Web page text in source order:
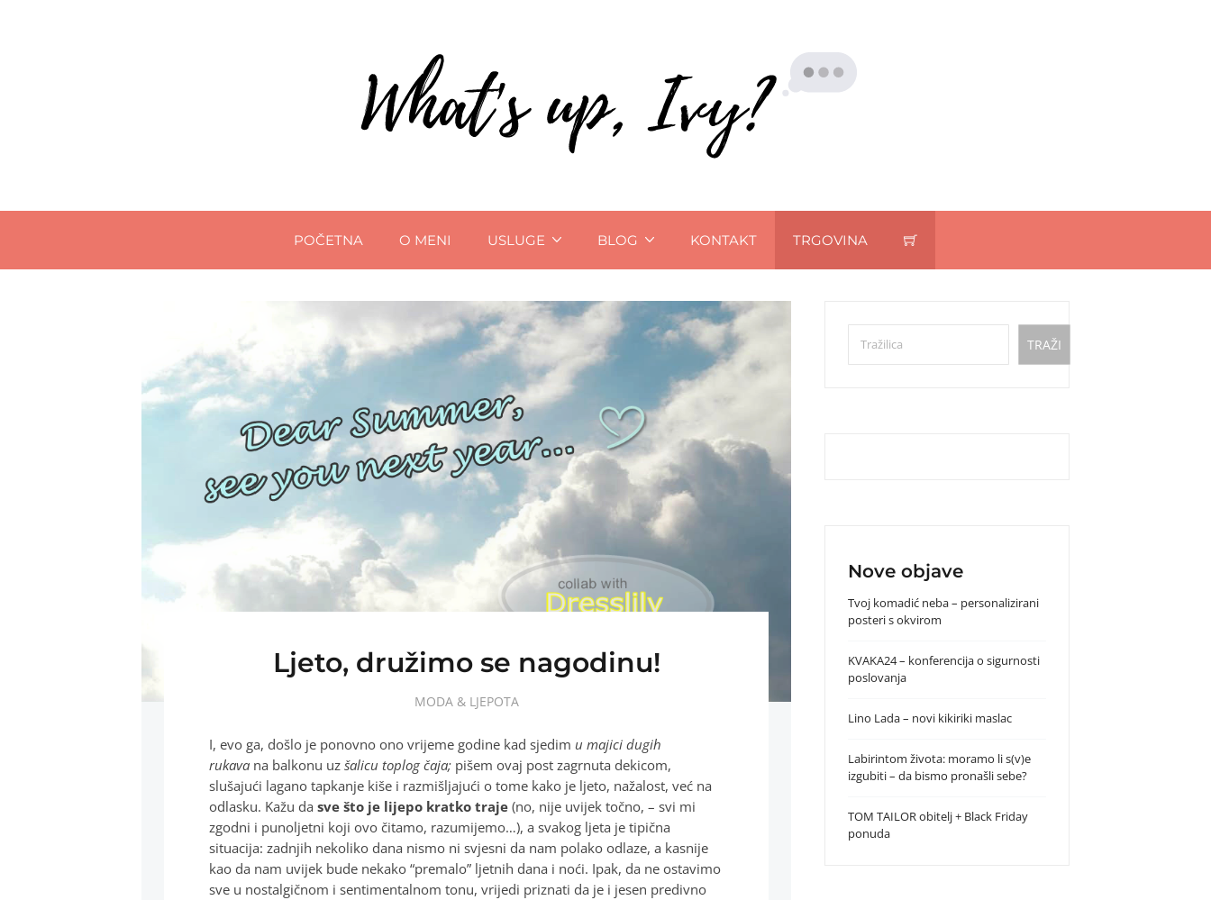
POČETNA O MENI USLUGE BLOG KONTAKT TRGOVINA
Ljeto, družimo se nagodinu!
MODA & LJEPOTA
I, evo ga, došlo je ponovno ono vrijeme godine kad sjedim u majici dugih
rukava na balkonu uz šalicu toplog čaja; pišem ovaj post zagrnuta dekicom,
slušajući lagano tapkanje kiše i razmišljajući o tome kako je ljeto, nažalost, već na
odlasku. Kažu dasve što je lijepo kratko traje (no, nije uvijek točno, – svi mi
zgodni i punoljetni koji ovo čitamo, razumijemo…), a svakog ljeta je tipična
situacija: zadnjih nekoliko dana nismo ni svjesni da nam polako odlaze, a kasnije
kao da nam uvijek bude nekako “premalo” ljetnih dana i noći. Ipak, da ne ostavimo
sve u nostalgičnom i sentimentalnom tonu, vrijedi priznati da je i jesen predivno
Pretraga
TRAŽI
Nove objave
Tvoj komadić neba – personalizirani
posteri s okvirom
KVAKA24 – konferencija o sigurnosti
poslovanja
Lino Lada – novi kikiriki maslac
Labirintom života: moramo li s(v)e
izgubiti – da bismo pronašli sebe?
TOM TAILOR obitelj + Black Friday
ponuda